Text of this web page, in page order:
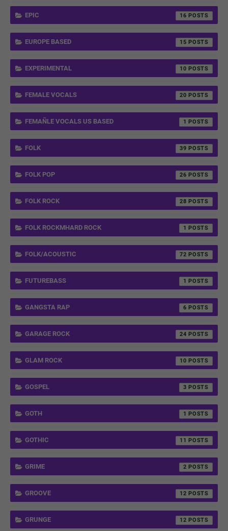
EPIC 16
EUROPE BASED 15
EXPERIMENTAL 10
FEMALE VOCALS 20
FEMAÑLE VOCALS US BASED 1
FOLK 39
FOLK POP 26
FOLK ROCK 28
FOLK ROCKMHARD ROCK 1
FOLK/ACOUSTIC 72
FUTUREBASS 1
GANGSTA RAP 6
GARAGE ROCK 24
GLAM ROCK 10
GOSPEL 3
GOTH 1
GOTHIC 11
GRIME 2
GROOVE 12
GRUNGE 12